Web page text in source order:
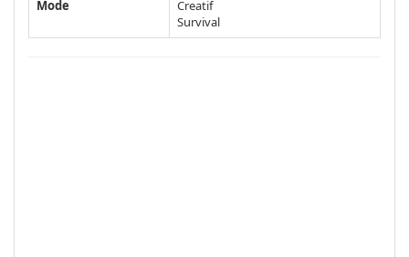
Mode
Creatif
Survival